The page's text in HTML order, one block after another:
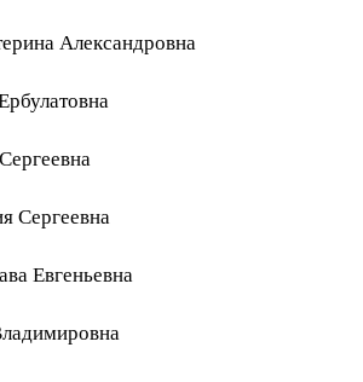
Александровна
Сергеевна
Евгеньевна